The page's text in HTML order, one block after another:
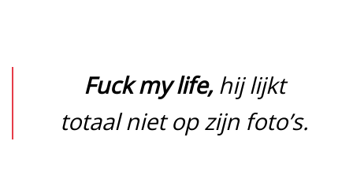
Fuck my life,hij lijkt
totaal niet op zijn foto’s.